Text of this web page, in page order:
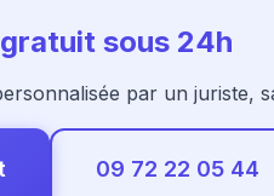
sous 24h
par un juriste,
09 72 22 05 44